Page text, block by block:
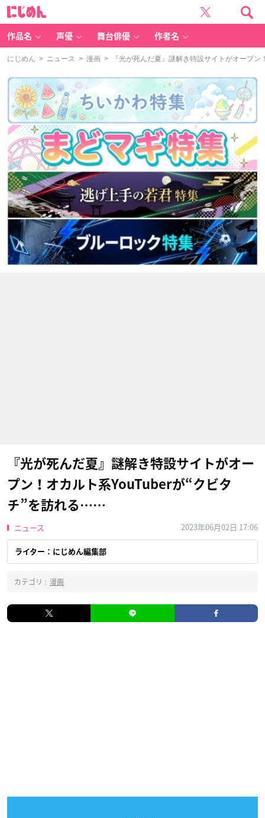
作品名 声優 舞台俳優 作者名
にじめん > ニュース > 漫画 > 『光が死んだ夏』謎解き特設サイトがオープ
『光が死んだ夏』謎解き特設サイトがオー
プン！オカルト系YouTuberが“クビタ
チ”を訪れる……
ニュース 2023年06月02日 17:06
ライター：にじめん編集部
カテゴリ : 漫画